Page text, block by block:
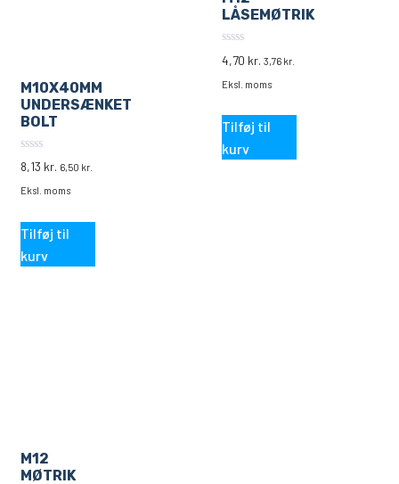
M10X40MM
UNDERSÆNKET
BOLT
0
ud
af
5
8,13 kr. 6,50 kr.
Eksl. moms
Tilføj til
kurv
LÅSEMØTRIK
0
ud
5
4,70 kr. 3,76 kr.
Eksl. moms
Tilføj til
kurv
M12
MØTRIK